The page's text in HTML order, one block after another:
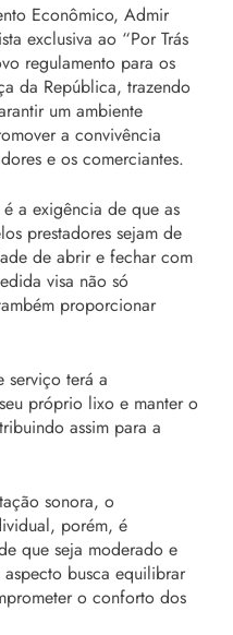
Econômico, Admir
exclusiva ao “Por Trás
regulamento para os
da República, trazendo
um ambiente
a convivência
e os comerciantes.
a exigência de que as
prestadores sejam de
de abrir e fechar com
visa não só
proporcionar
serviço terá a
próprio lixo e manter o
assim para a
sonora, o
porém, é
que seja moderado e
busca equilibrar
o conforto dos